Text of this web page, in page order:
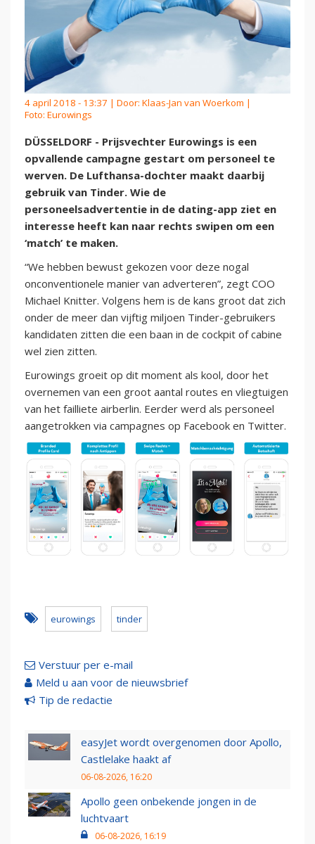
4 april 2018 - 13:37 | Door: Klaas-Jan van Woerkom |
Foto: Eurowings
DÜSSELDORF - Prijsvechter Eurowings is een
opvallende campagne gestart om personeel te
werven. De Lufthansa-dochter maakt daarbij
gebruik van Tinder. Wie de
personeelsadvertentie in de dating-app ziet en
interesse heeft kan naar rechts swipen om een
‘match’ te maken.
“We hebben bewust gekozen voor deze nogal
onconventionele manier van adverteren”, zegt COO
Michael Knitter. Volgens hem is de kans groot dat zich
onder de meer dan vijftig miljoen Tinder-gebruikers
kandidaten zitten die een baan in de cockpit of cabine
wel zien zitten.
Eurowings groeit op dit moment als kool, door het
overnemen van een groot aantal routes en vliegtuigen
van het failliete airberlin. Eerder werd als personeel
aangetrokken via campagnes op Facebook en Twitter.
eurowings tinder
Verstuur per e-mail
Meld u aan voor de nieuwsbrief
Tip de redactie
easyJet wordt overgenomen door Apollo,
Castlelake haakt af
06-08-2026, 16:20
Apollo geen onbekende jongen in de
luchtvaart
06-08-2026, 16:19